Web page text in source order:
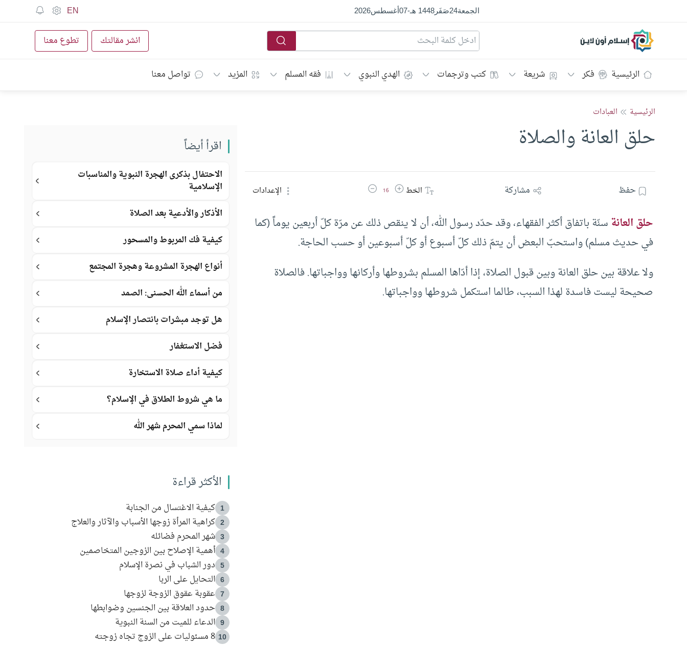
الجمعة24صَفَر1448 هـ -
07أغسطس2026
EN
إسلام أون لاين انشر مقالتك تطوع معنا
الرئيسية فكر شريعة كتب وترجمات الهدي النبوي فقه المسلم المزيد تواصل معنا
الرئيسية العبادات
حلق العانة والصلاة
حفظ مشاركة الخطزيادة حجم الخط
16 تقليل حجم الخط الإعدادات
حلق العانةسنّة باتفاق أكثر الفقهاء، وقد حدّد رسول الله، أن لا ينقص ذلك عن مرّة كلّ أربعين يوماً (كما
في حديث مسلم) واستحبّ البعض أن يتمّ ذلك كلّ أسبوع أو كلّ أسبوعين أو حسب الحاجة.
ولا علاقة بين حلق العانة وبين قبول الصلاة، إذا أدّاها المسلم بشروطها وأركانها وواجباتها. فالصلاة
صحيحة ليست فاسدة لهذا السبب، طالما استكمل شروطها وواجباتها.
اقرأ أيضاً
الاحتفال بذكرى الهجرة النبوية والمناسبات
الإسلامية
الأذكار والأدعية بعد الصلاة
كيفية فك المربوط والمسحور
أنواع الهجرة المشروعة وهجرة المجتمع
من أسماء الله الحسنى: الصمد
هل توجد مبشرات بانتصار الإسلام
فضل الاستغفار
كيفية أداء صلاة الاستخارة
ما هي شروط الطلاق في الإسلام؟
لماذا سمي المحرم شهر الله
الأكثر قراءة
1 كيفية الاغتسال من الجنابة
2 كراهية المرأة زوجها الأسباب والآثار والعلاج
3 شهر المحرم فضائله
4 أهمية الإصلاح بين الزوجين المتخاصمين
5 دور الشباب في نصرة الإسلام
6 التحايل على الربا
7 عقوبة عقوق الزوجة لزوجها
8 حدود العلاقة بين الجنسين وضوابطها
9 الدعاء للميت من السنة النبوية
10 8 مسئوليات على الزوج تجاه زوجته